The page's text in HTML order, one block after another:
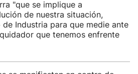
"que se implique a
de nuestra situación,
Industria para que medie ante
que tenemos enfrente